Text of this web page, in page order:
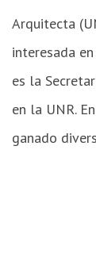
Arquitecta
interesada
es la
en la UNR.
ganado